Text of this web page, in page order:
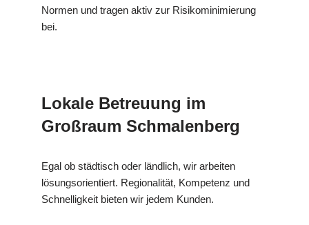
Normen und tragen aktiv zur Risikominimierung
bei.
Lokale Betreuung im
Großraum Schmalenberg
Egal ob städtisch oder ländlich, wir arbeiten
lösungsorientiert. Regionalität, Kompetenz und
Schnelligkeit bieten wir jedem Kunden.